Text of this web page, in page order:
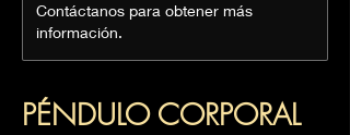
Contáctanos para obtener más
información.
PÉNDULO CORPORAL